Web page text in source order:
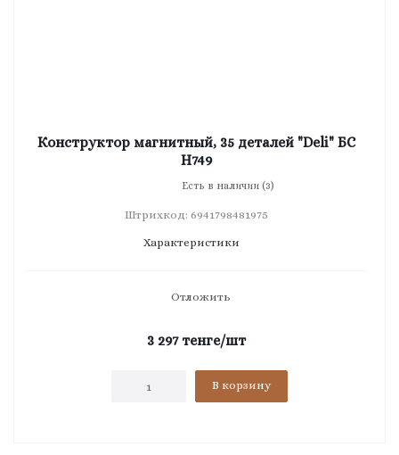
Конструктор магнитный, 35 деталей "Deli" БС
H749
Есть в наличии (3)
Штрихкод: 6941798481975
Характеристики
Отложить
3 297тенге/шт
В корзину